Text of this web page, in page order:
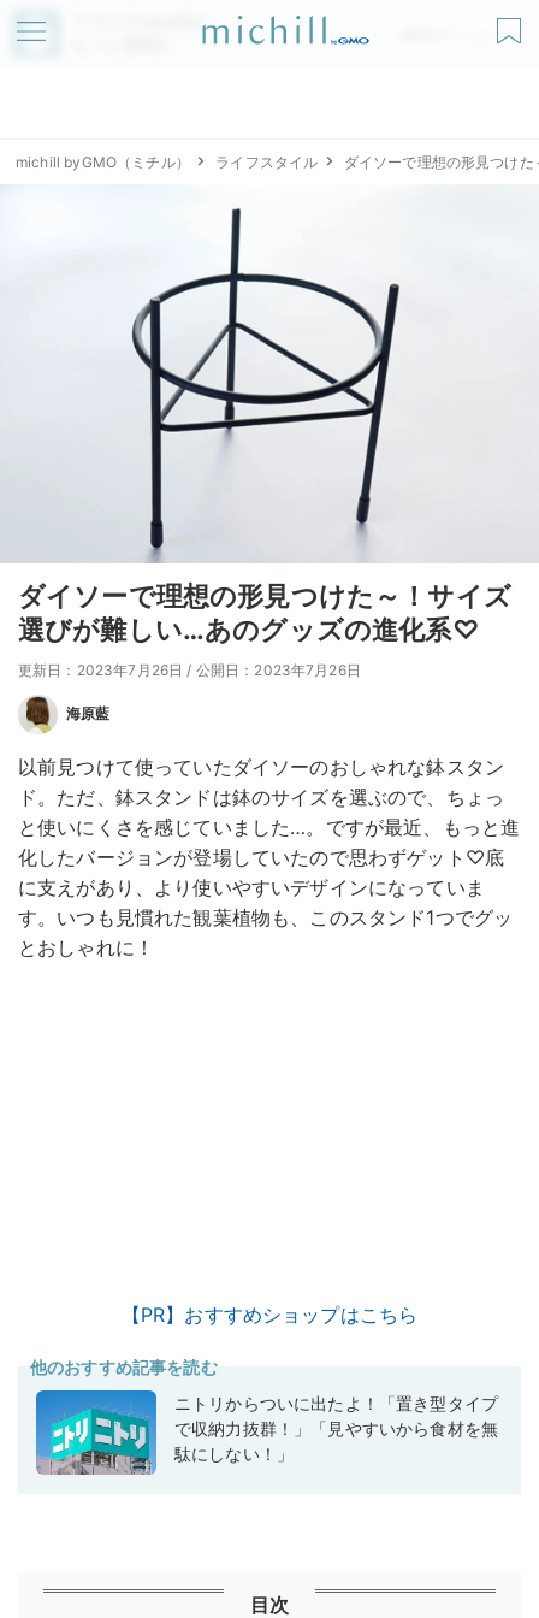
アプリでmichillが
無料ダウンロード
michill byGMO（ミチル） ライフスタイル ダイソーで理想の形見つけ
ダイソーで理想の形見つけた～！サイズ
選びが難しい…あのグッズの進化系♡
更新日：2023年7月26日 / 公開日：2023年7月26日
海原藍
以前見つけて使っていたダイソーのおしゃれな鉢スタン
ド。ただ、鉢スタンドは鉢のサイズを選ぶので、ちょっ
と使いにくさを感じていました…。ですが最近、もっと進
化したバージョンが登場していたので思わずゲット♡底
に支えがあり、より使いやすいデザインになっていま
す。いつも見慣れた観葉植物も、このスタンド1つでグッ
とおしゃれに！
【PR】おすすめショップはこちら
他のおすすめ記事を読む
ニトリからついに出たよ！「置き型タイプ
で収納力抜群！」「見やすいから食材を無
駄にしない！」
目次